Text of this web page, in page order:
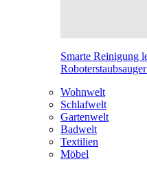
Smarte Reinigung
Wohnwelt
Schlafwelt
Gartenwelt
Badwelt
Textilien
Möbel